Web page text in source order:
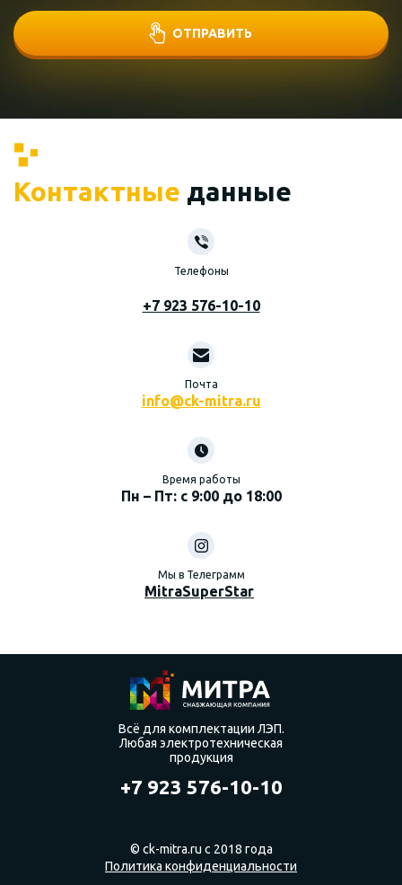
ОТПРАВИТЬ
Контактные данные
Телефоны
+7 923 576-10-10
Почта
info@ck-mitra.ru
Время работы
Пн – Пт: с 9:00 до 18:00
Мы в Телеграмм
MitraSuperStar
Всё для комплектации ЛЭП.
Любая электротехническая
продукция
+7 923 576-10-10
© ck-mitra.ru с 2018 года
Политика конфиденциальности